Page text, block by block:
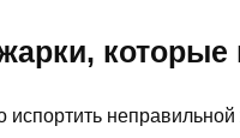
которые